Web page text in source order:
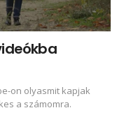
on olyasmit kapjak
a számomra.